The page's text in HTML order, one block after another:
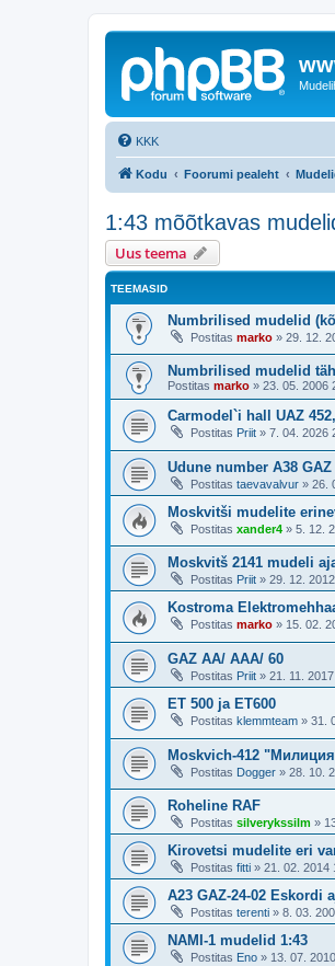
KKK
Kodu Foorumi pealeht
1:43 mõõtkavas
Uus teema
TEEMASID
Numbrilised mudelid
Postitas marko » 29. 12.
Numbrilised mudelid
Postitas marko » 23. 05. 2006
Carmodel`i hall UAZ
Postitas Priit » 7. 04. 2026
Udune number A38 GAZ
Postitas taevavalvur » 26.
Moskvitši mudelite
Postitas xander4 » 5. 12.
Moskvitš 2141 mudeli
Postitas Priit » 29. 12.
Kostroma
Postitas marko » 15. 02.
GAZ AA/ AAA/ 60
Postitas Priit » 21. 11.
ET 500 ja ET600
Postitas klemmteam » 31.
Мoskvich-412
Postitas Dogger » 28. 10.
Roheline RAF
Postitas silverykssilm »
Kirovetsi mudelite eri
Postitas fitti » 21. 02. 2014
A23 GAZ-24-02 Eskordi
Postitas terenti » 8. 03.
NAMI-1 mudelid 1:43
Postitas Eno » 13. 07.